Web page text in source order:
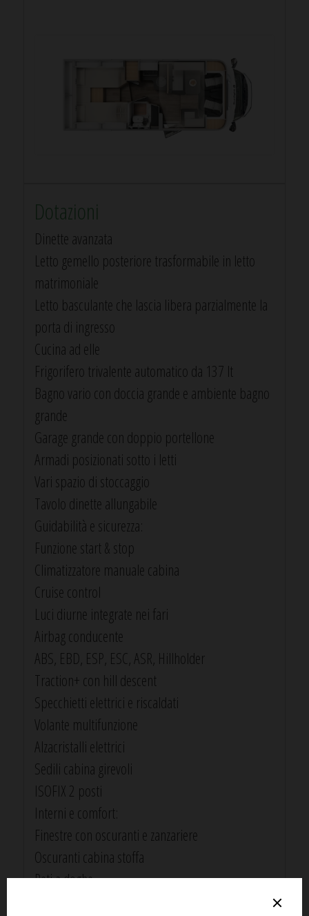
Dotazioni
Dinette avanzata
Letto gemello posteriore trasformabile in letto
matrimoniale
Letto basculante che lascia libera parzialmente la
porta di ingresso
Cucina ad elle
Frigorifero trivalente automatico da 137 lt
Bagno vario con doccia grande e ambiente bagno
grande
Garage grande con doppio portellone
Armadi posizionati sotto i letti
Vari spazio di stoccaggio
Tavolo dinette allungabile
Guidabilità e sicurezza:
Funzione start & stop
Climatizzatore manuale cabina
Cruise control
Luci diurne integrate nei fari
Airbag conducente
ABS, EBD, ESP, ESC, ASR, Hillholder
Traction+ con hill descent
Specchietti elettrici e riscaldati
Volante multifunzione
Alzacristalli elettrici
Sedili cabina girevoli
ISOFIX 2 posti
Interni e comfort:
Finestre con oscuranti e zanzariere
Oscuranti cabina stoffa
Reti a doghe